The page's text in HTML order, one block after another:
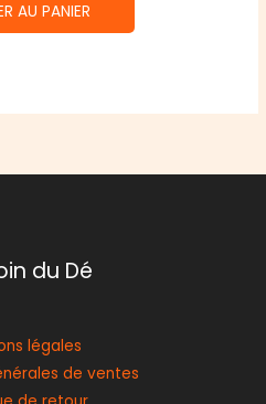
AU PANIER
du Dé
légales
de ventes